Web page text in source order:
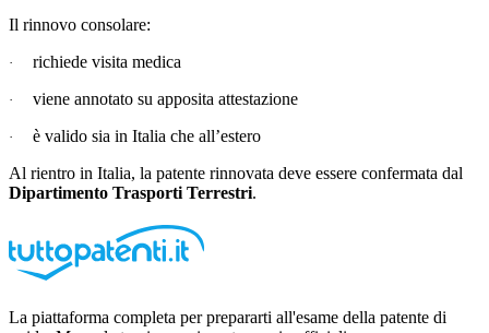
Il rinnovo consolare:
· richiede visita medica
· viene annotato su apposita attestazione
·
è valido sia in Italia che all’estero
Al rientro in Italia, la patente rinnovata deve essere confermata dal
Dipartimento Trasporti Terrestri.
La piattaforma completa per prepararti all'esame della patente di